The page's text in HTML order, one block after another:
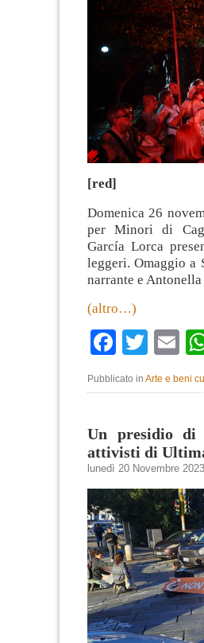
[red]
Domenica 26
per Minori di
García Lorca
leggeri. Omaggio a
narrante e
(altro…)
Pubblicato in Arte e beni
Un presidio
attivisti di
lunedì 20 Novembre 2023